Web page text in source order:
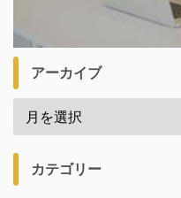
アーカイブ
カテゴリー